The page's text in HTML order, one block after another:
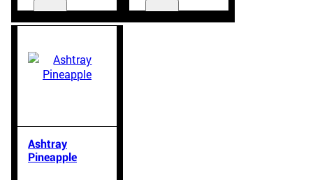
Ashtray
Pineapple